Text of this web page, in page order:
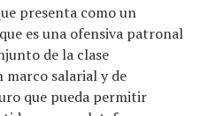
presenta como un
es una ofensiva patronal
de la clase
salarial y de
que pueda permitir